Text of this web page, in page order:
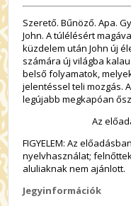
Szerető. Bűnöző. Apa.
John. A túlélésért
küzdelem után John új
számára új világba
belső folyamatok,
jelentéssel teli mozgás.
legújabb megkapóan
Az
FIGYELEM: Az
nyelvhasználat;
aluliaknak nem ajánlott.
Jegyinformációk